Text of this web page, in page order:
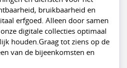
bruikbaarheid en
erfgoed. Alleen door samen
digitale collecties optimaal
houden.Graag tot ziens op de
van de bijeenkomsten en